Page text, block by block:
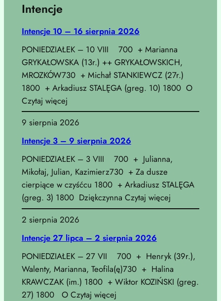
Intencje
Intencje 10 – 16 sierpnia 2026
PONIEDZIAŁEK – 10 VIII 700 + Marianna
GRYKAŁOWSKA (13r.) ++ GRYKAŁOWSKICH,
MROZKÓW730 + Michał STANKIEWCZ (27r.)
1800 + Arkadiusz STALĘGA (greg. 10) 1800 O
Czytaj więcej
9 sierpnia 2026
Intencje 3 – 9 sierpnia 2026
PONIEDZIAŁEK – 3 VIII 700 + Julianna,
Mikołaj, Julian, Kazimierz730 + Za dusze
cierpiące w czyśćcu 1800 + Arkadiusz STALĘGA
(greg. 3) 1800 Dziękczynna Czytaj więcej
2 sierpnia 2026
Intencje 27 lipca – 2 sierpnia 2026
PONIEDZIAŁEK – 27 VII 700 + Henryk (39r.),
Walenty, Marianna, Teofila(ę)730 + Halina
KRAWCZAK (im.) 1800 + Wiktor KOZIŃSKI (greg.
27) 1800 O Czytaj więcej